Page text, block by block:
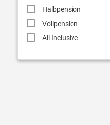
Halbpension
Vollpension
All Inclusive